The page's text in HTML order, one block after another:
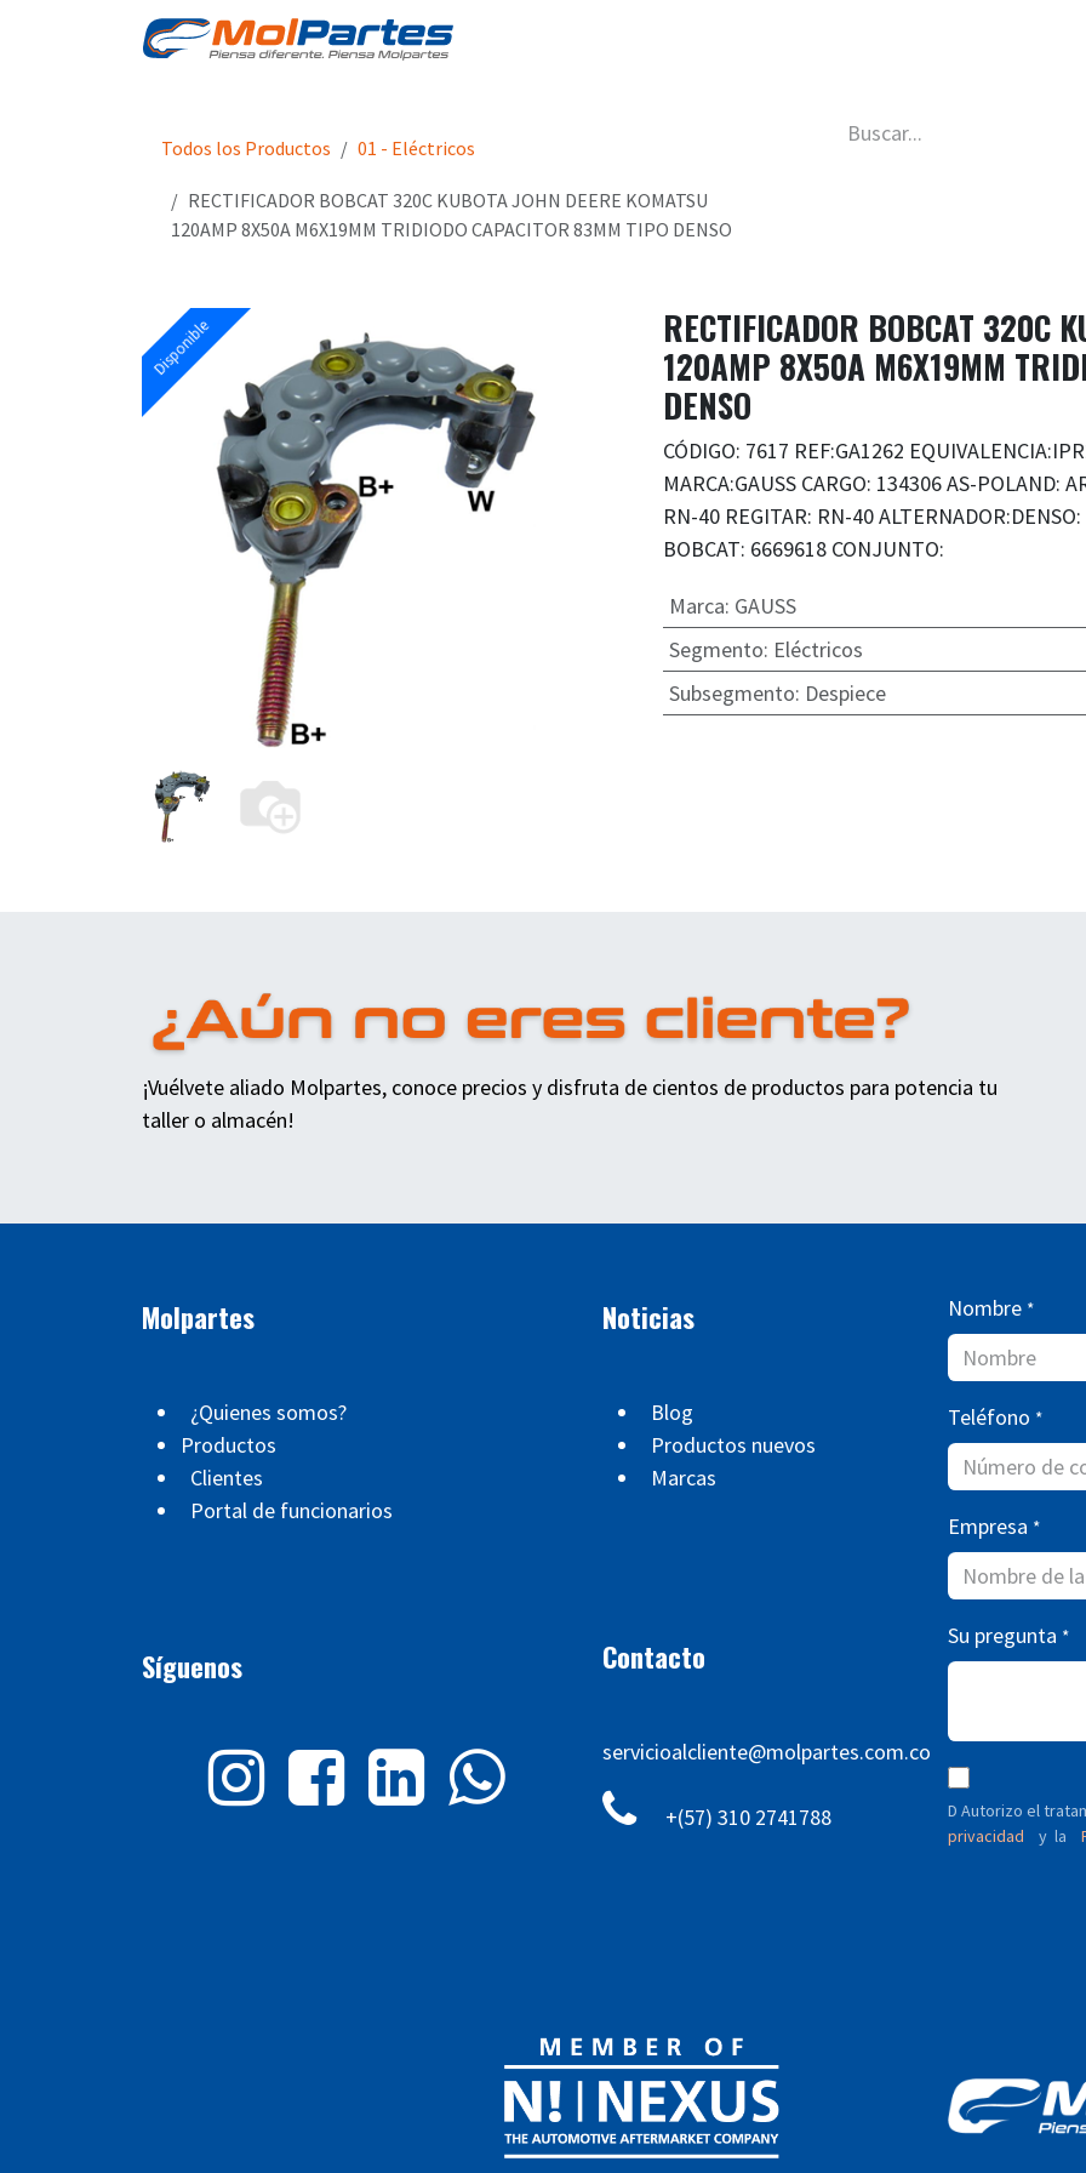
Todos los Productos 01 - Eléctricos
RECTIFICADOR BOBCAT 320C KUBOTA JOHN DEERE KOMATSU
120AMP 8X50A M6X19MM TRIDIODO CAPACITOR 83MM TIPO DENSO
Disponible
Disponible
RECTIFICADOR BOBCAT 320C
120AMP 8X50A M6X19MM
DENSO
CÓDIGO: 7617 REF:GA1262
MARCA:GAUSS CARGO: 134306 AS-POLAND:
RN-40 REGITAR: RN-40
BOBCAT: 6669618 CONJUNTO:
Marca: GAUSS
Segmento: Eléctricos
Subsegmento: Despiece
¡Vuélvete aliado Molpartes, conoce precios y disfruta de cientos de productos para potencia tu
taller o almacén!
Molpartes
¿Quienes somos?
Productos
Clientes
Portal de funcionarios
Síguenos
Noticias
Blog
Productos nuevos
Marcas
Contacto
servicioalcliente@molpartes.com.co
+(57) 310 2741788
Nombre *
Teléfono *
Empresa *
Su pregunta *
D Autorizo ​​el
privacidad
y la